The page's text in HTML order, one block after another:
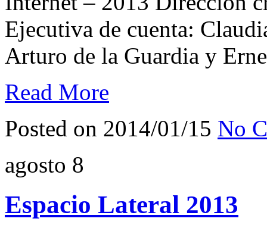
Ejecutiva de cuenta:
Arturo de la Guardia y
Read More
Posted on 2014/01/15 No
agosto 8
Espacio Lateral 2013